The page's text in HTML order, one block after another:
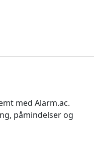
med Alarm.ac.
påmindelser og